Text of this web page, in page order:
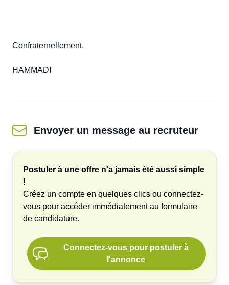
Confraternellement,
HAMMADI
Envoyer un message au recruteur
Postuler à une offre n'a jamais été aussi simple
!
Créez un compte en quelques clics ou connectez-
vous pour accéder immédiatement au formulaire
de candidature.
Connectez-vous pour postuler à
l'annonce